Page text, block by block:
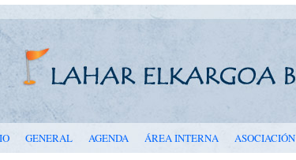
GENERAL AGENDA ÁREA INTERNA ASOCIACIÓN